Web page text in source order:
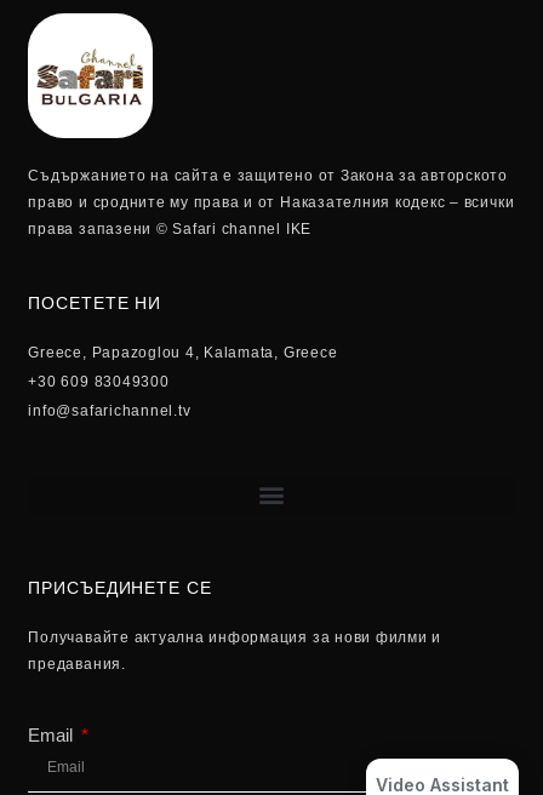
Съдържанието на сайта е защитено от Закона за авторското
право и сродните му права и от Наказателния кодекс – всички
права запазени © Safari channel IKE
ПОСЕТЕТЕ НИ
Greece, Papazoglou 4, Kalamata, Greece
+30 609 83049300
info@safarichannel.tv
ПРИСЪЕДИНЕТЕ СЕ
Получавайте актуална информация за нови филми и
предавания.
Email
Video Assistant